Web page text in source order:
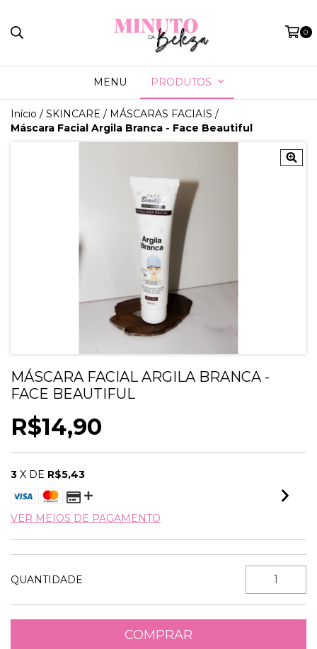
0
MENU PRODUTOS
Início / SKINCARE / MÁSCARAS FACIAIS /
Máscara Facial Argila Branca - Face Beautiful
MÁSCARA FACIAL ARGILA BRANCA -
FACE BEAUTIFUL
R$14,90
3 X DE R$5,43
VER MEIOS DE PAGAMENTO
QUANTIDADE